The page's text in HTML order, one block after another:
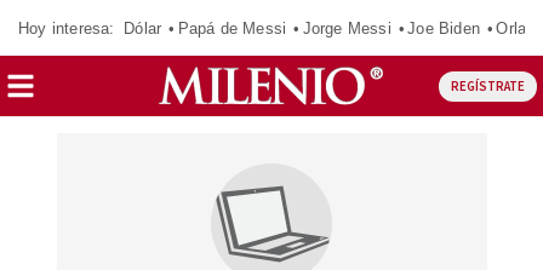
Hoy interesa: Dólar Papá de Messi Jorge Messi Joe Biden
REGÍSTRATE